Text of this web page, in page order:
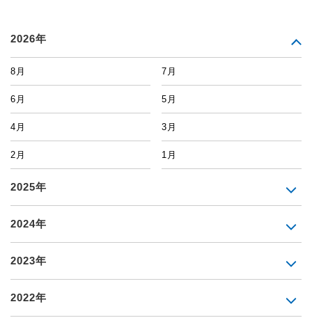
2026年
8月 7月
6月 5月
4月 3月
2月 1月
2025年
2024年
2023年
2022年